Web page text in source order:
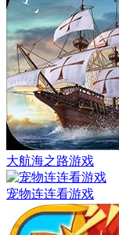
大航海之路游戏
宠物连连看游戏